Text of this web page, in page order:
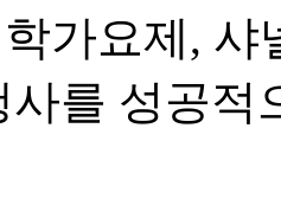
가요제, 샤
를 성공적